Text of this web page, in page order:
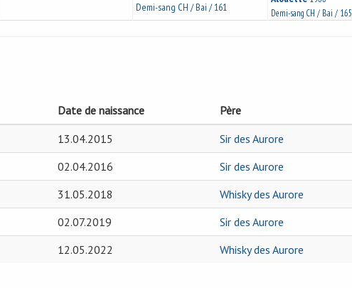
Demi-sang CH / Bai / 161
Demi-sang CH / Bai / 165
Date de naissance
Père
13.04.2015
Sir des Aurore
02.04.2016
Sir des Aurore
31.05.2018
Whisky des Aurore
02.07.2019
Sir des Aurore
12.05.2022 Whisky des Aurore